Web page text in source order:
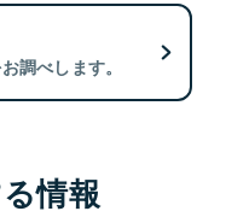
調べします。
情報